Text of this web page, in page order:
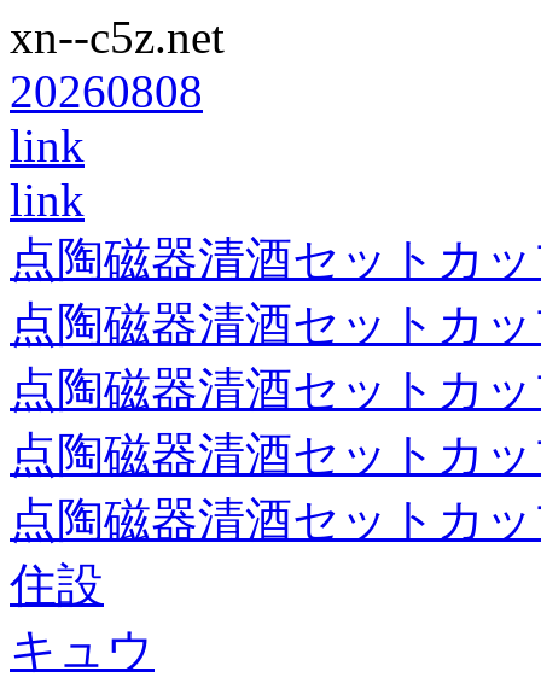
xn--c5z.net
20260808
link
link
点陶磁器清酒セットカ
点陶磁器清酒セットカ
点陶磁器清酒セットカ
点陶磁器清酒セットカ
点陶磁器清酒セットカ
住設
キュウ